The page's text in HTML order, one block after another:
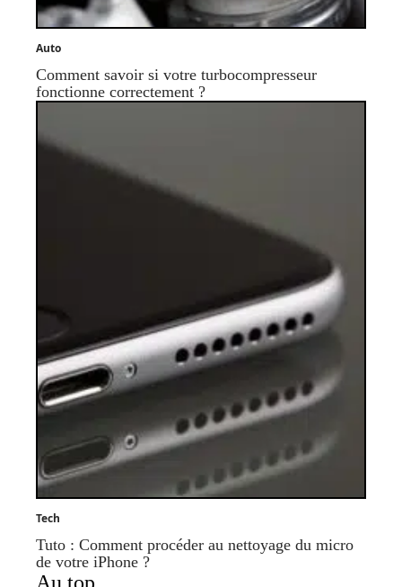
Auto
Comment savoir si votre turbocompresseur
fonctionne correctement ?
Tech
Tuto : Comment procéder au nettoyage du micro
de votre iPhone ?